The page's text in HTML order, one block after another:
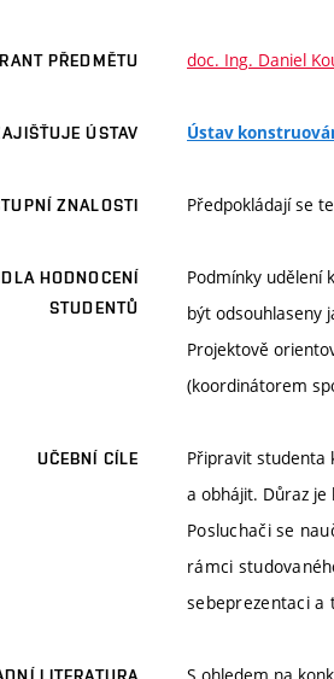
PŘEDMĚTU doc. Ing. Daniel
ÚSTAV Ústav
ZNALOSTI Předpokládají se
HODNOCENÍ
STUDENTŮ
Podmínky udělení
být odsouhlaseny
Projektově
(koordinátorem
UČEBNÍ CÍLE
Připravit studenta
a obhájit. Důraz je
Posluchači se
rámci
sebeprezentaci a